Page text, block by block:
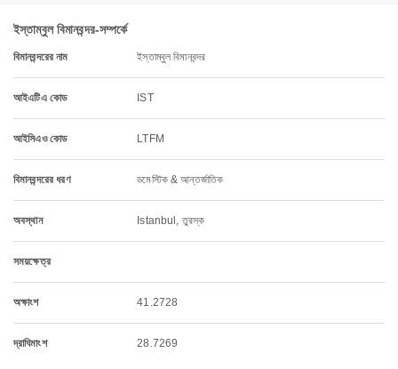
ইস্তাম্বুল বিমানবন্দর-সম্পর্কে
বিমানবন্দরের নাম ইস্তাম্বুল বিমানবন্দর
আইএটিএ কোড IST
আইসিএও কোড LTFM
বিমানবন্দরের ধরণ ডমেস্টিক & আন্তর্জাতিক
অবস্থান Istanbul, তুরস্ক
সময়ক্ষেত্র
অক্ষাংশ 41.2728
দ্রাঘিমাংশ 28.7269